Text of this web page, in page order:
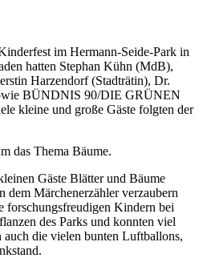
im Hermann-Seide-Park in
hatten Stephan Kühn (MdB),
Harzendorf (Stadträtin), Dr.
BÜNDNIS 90/DIE GRÜNEN
kleine und große Gäste folgten der
das Thema Bäume.
Gäste Blätter und Bäume
dem Märchenerzähler verzaubern
forschungsfreudigen Kindern bei
des Parks und konnten viel
auch die vielen bunten Luftballons,